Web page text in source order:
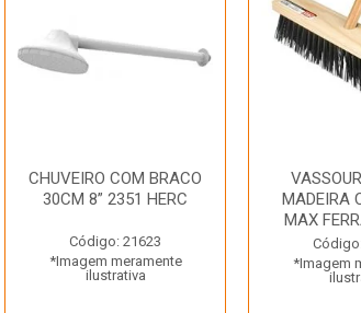
CHUVEIRO COM BRACO
30CM 8” 2351 HERC
Código: 21623
*Imagem meramente
ilustrativa
MADEIRA
MAX
*Imagem